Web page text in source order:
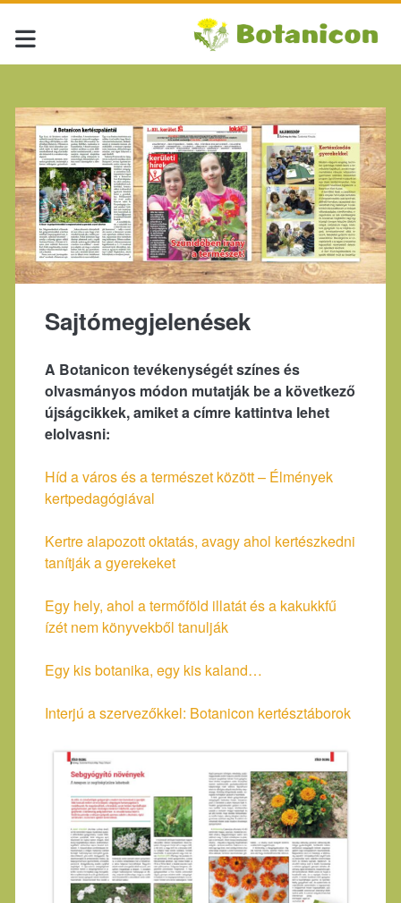
Sajtómegjelenések
A Botanicon tevékenységét színes és
olvasmányos módon mutatják be a következő
újságcikkek, amiket a címre kattintva lehet
elolvasni:
Híd a város és a természet között – Élmények
kertpedagógiával
Kertre alapozott oktatás, avagy ahol kertészkedni
tanítják a gyerekeket
Egy hely, ahol a termőföld illatát és a kakukkfű
ízét nem könyvekből tanulják
Egy kis botanika, egy kis kaland…
Interjú a szervezőkkel: Botanicon kertésztáborok